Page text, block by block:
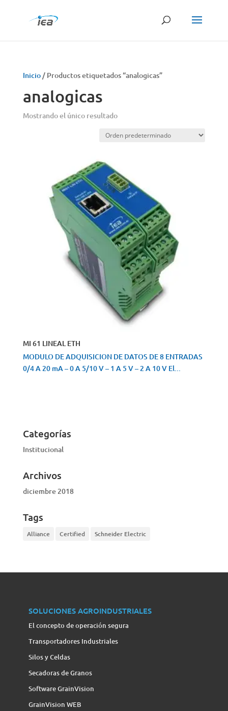
Inicio/ Productos etiquetados “analogicas”
analogicas
Mostrando el único resultado
MI 61 LINEAL ETH
MODULO DE ADQUISICION DE DATOS DE 8 ENTRADAS
0/4 A 20 mA – 0 A 5/10 V – 1 A 5 V – 2 A 10 V El...
Categorías
Institucional
Archivos
diciembre 2018
Tags
Alliance Certified Schneider Electric
SOLUCIONES AGROINDUSTRIALES
El concepto de operación segura
Transportadores Industriales
Silos y Celdas
Secadoras de Granos
Software GrainVision
GrainVision WEB